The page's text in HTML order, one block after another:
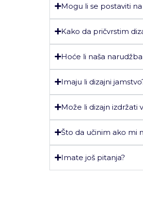
Mogu li se postaviti
Kako da pričvrstim
Hoće li naša
Imaju li dizajni
Može li dizajn izdržati
Što da učinim ako mi
Imate još pitanja?